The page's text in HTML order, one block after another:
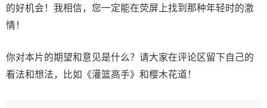
的好机会！我相信，您一定能在荧屏上找到那种年轻时的激
情！
你对本片的期望和意见是什么？请大家在评论区留下自己的
看法和想法，比如《灌篮高手》和樱木花道！